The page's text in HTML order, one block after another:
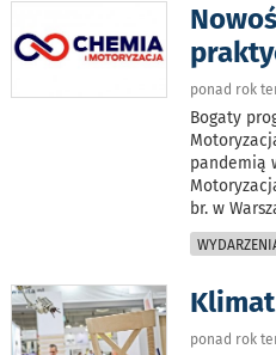
ponad rok
Bogaty
pandemią
br. w
ponad rok